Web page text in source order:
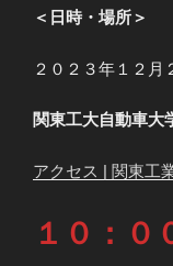
＜日時・場所＞
２０２３年１２月
関東工大自動車大
アクセス | 関東工
１０：